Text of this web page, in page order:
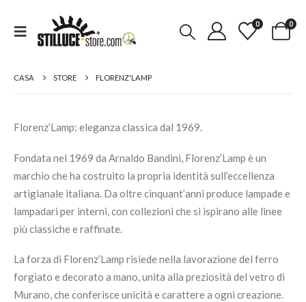
0 0
CASA STORE FLORENZ'LAMP
Florenz’Lamp: eleganza classica dal 1969.
Fondata nel 1969 da Arnaldo Bandini, Florenz’Lamp è un
marchio che ha costruito la propria identità sull’eccellenza
artigianale italiana. Da oltre cinquant’anni produce lampade e
lampadari per interni, con collezioni che si ispirano alle linee
più classiche e raffinate.
La forza di Florenz’Lamp risiede nella lavorazione del ferro
forgiato e decorato a mano, unita alla preziosità del vetro di
Murano, che conferisce unicità e carattere a ogni creazione.